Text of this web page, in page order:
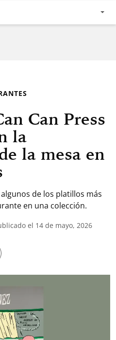
Can Press
la
la mesa en
de los platillos más
en una colección.
el 14 de mayo, 2026